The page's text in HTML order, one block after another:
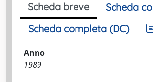
Scheda breve
Scheda
Scheda completa (DC)
Anno
1989